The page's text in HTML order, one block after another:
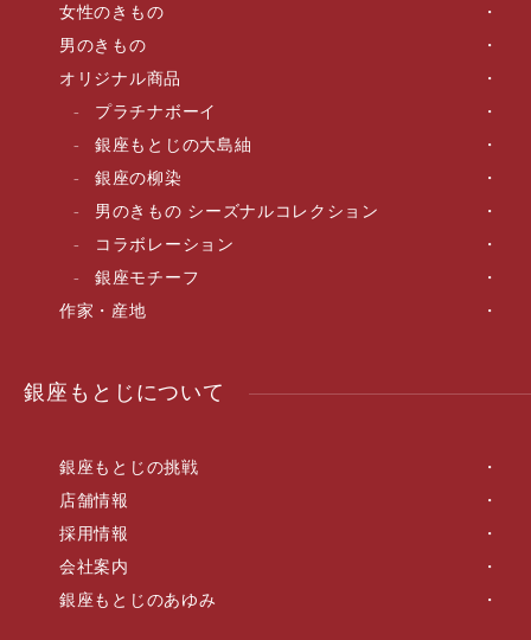
女性のきもの
男のきもの
オリジナル商品
プラチナボーイ
銀座もとじの大島紬
銀座の柳染
男のきもの シーズナルコレクション
コラボレーション
銀座モチーフ
作家・産地
銀座もとじについて
銀座もとじの挑戦
店舗情報
採用情報
会社案内
銀座もとじのあゆみ